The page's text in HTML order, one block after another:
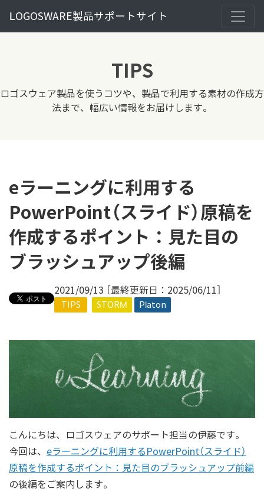
LOGOSWARE製品サポートサイト
TIPS
ロゴスウェア製品を使うコツや、製品で利用する素材の作成方
法まで、幅広い情報をお届けします。
eラーニングに利用する
PowerPoint（スライド）原稿を
作成するポイント：見た目の
ブラッシュアップ後編
2021/09/13 ［最終更新日：2025/06/11］
TIPS STORM Platon
こんにちは、ロゴスウェアのサポート担当の伊藤です。
今回は、 eラーニングに利用するPowerPoint（スライド）
原稿を作成するポイント：見た目のブラッシュアップ前編
の後編をご案内します。